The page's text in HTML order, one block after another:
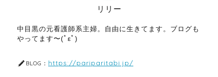
リリー
中目黒の元看護師系主婦。自由に生きてます。ブログも
やってます〜(ﾟεﾟ)
BLOG： https://pariparitabi.jp/